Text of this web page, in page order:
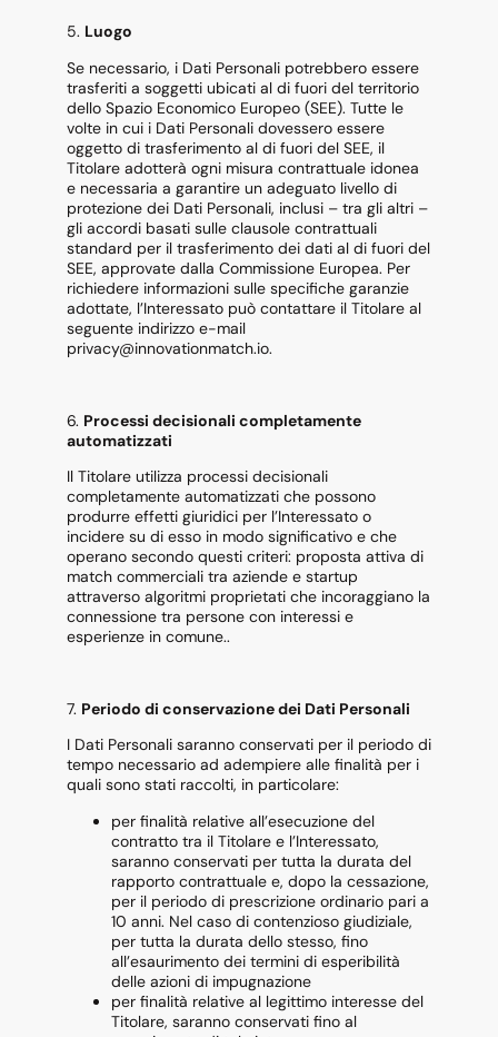
5. Luogo
Se necessario, i Dati Personali potrebbero essere
trasferiti a soggetti ubicati al di fuori del territorio
dello Spazio Economico Europeo (SEE). Tutte le
volte in cui i Dati Personali dovessero essere
oggetto di trasferimento al di fuori del SEE, il
Titolare adotterà ogni misura contrattuale idonea
e necessaria a garantire un adeguato livello di
protezione dei Dati Personali, inclusi – tra gli altri –
gli accordi basati sulle clausole contrattuali
standard per il trasferimento dei dati al di fuori del
SEE, approvate dalla Commissione Europea. Per
richiedere informazioni sulle specifiche garanzie
adottate, l’Interessato può contattare il Titolare al
seguente indirizzo e-mail
privacy@innovationmatch.io.
6. Processi decisionali completamente
automatizzati
Il Titolare utilizza processi decisionali
completamente automatizzati che possono
produrre effetti giuridici per l’Interessato o
incidere su di esso in modo significativo e che
operano secondo questi criteri: proposta attiva di
match commerciali tra aziende e startup
attraverso algoritmi proprietati che incoraggiano la
connessione tra persone con interessi e
esperienze in comune..
7. Periodo di conservazione dei Dati Personali
I Dati Personali saranno conservati per il periodo di
tempo necessario ad adempiere alle finalità per i
quali sono stati raccolti, in particolare:
per finalità relative all’esecuzione del
contratto tra il Titolare e l’Interessato,
saranno conservati per tutta la durata del
rapporto contrattuale e, dopo la cessazione,
per il periodo di prescrizione ordinario pari a
10 anni. Nel caso di contenzioso giudiziale,
per tutta la durata dello stesso, fino
all’esaurimento dei termini di esperibilità
delle azioni di impugnazione
per finalità relative al legittimo interesse del
Titolare, saranno conservati fino al